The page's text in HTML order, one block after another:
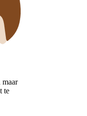
maar
te